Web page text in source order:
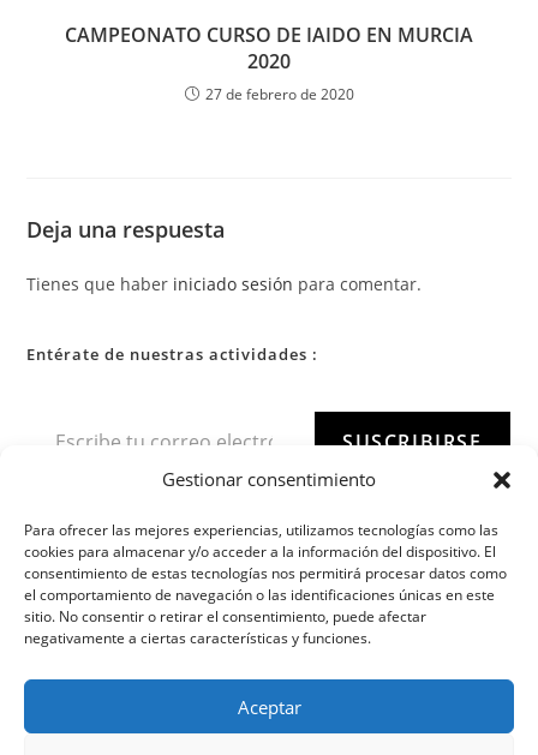
Gestionar consentimiento
Para ofrecer las mejores experiencias, utilizamos tecnologías como las
cookies para almacenar y/o acceder a la información del dispositivo. El
consentimiento de estas tecnologías nos permitirá procesar datos como
el comportamiento de navegación o las identificaciones únicas en este
sitio. No consentir o retirar el consentimiento, puede afectar
negativamente a ciertas características y funciones.
Aceptar
CAMPEONATO CURSO DE IAIDO EN MURCIA
2020
27 de febrero de 2020
Deja una respuesta
Tienes que haber iniciado sesión para comentar.
Entérate de nuestras actividades :
SUSCRIBIRSE